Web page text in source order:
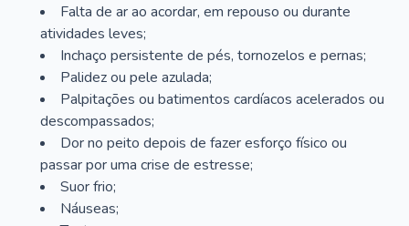
Falta de ar ao acordar, em repouso ou durante
atividades leves;
Inchaço persistente de pés, tornozelos e pernas;
Palidez ou pele azulada;
Palpitações ou batimentos cardíacos acelerados ou
descompassados;
Dor no peito depois de fazer esforço físico ou
passar por uma crise de estresse;
Suor frio;
Náuseas;